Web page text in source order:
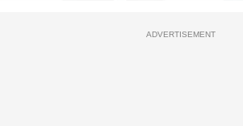
ADVERTISEMENT